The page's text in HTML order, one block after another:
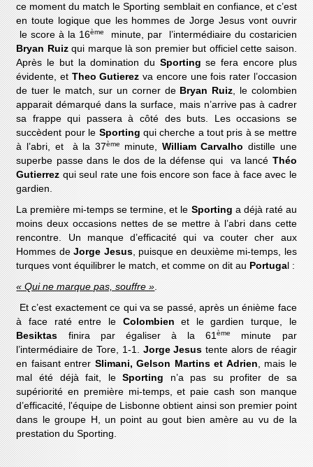
ce moment du match le Sporting semblait en confiance, et c’est
en toute logique que les hommes de Jorge Jesus vont ouvrir
le score à la 16ème
minute, par l’intermédiaire du costaricien
Bryan Ruizqui marque là son premier but officiel cette saison.
Après le but la domination du Sporting se fera encore plus
évidente, et Theo Gutierezva encore une fois rater l’occasion
de tuer le match, sur un corner deBryan Ruiz , le colombien
apparait démarqué dans la surface, mais n’arrive pas à cadrer
sa frappe qui passera à côté des buts. Les occasions se
succèdent pour le Sporting qui cherche a tout pris à se mettre
à l’abri, et à la 37ème minute, William Carvalho distille une
superbe passe dans le dos de la défense qui va lancé Théo
Gutierrez qui seul rate une fois encore son face à face avec le
gardien.
La première mi-temps se termine, et le Sporting a déjà raté au
moins deux occasions nettes de se mettre à l’abri dans cette
rencontre. Un manque d’efficacité qui va couter cher aux
Hommes deJorge Jesus, puisque en deuxième mi-temps, les
turques vont équilibrer le match, et comme on dit auPortugal :
« Qui ne marque pas, souffre »
Et c’est exactement ce qui va se passé, après un énième face
à face raté entre le Colombien et le gardien turque, le
Besiktas finira par égaliser à la 61ème
minute par
l’intermédiaire de Tore, 1-1. Jorge Jesus tente alors de réagir
en faisant entrer Slimani, Gelson Martins et Adrien , mais le
mal été déjà fait, leSporting n’a pas su profiter de sa
supériorité en première mi-temps, et paie cash son manque
d’efficacité, l'équipe de Lisbonne obtient ainsi son premier point
dans le groupe H, un point au gout bien amère au vu de la
prestation du Sporting.